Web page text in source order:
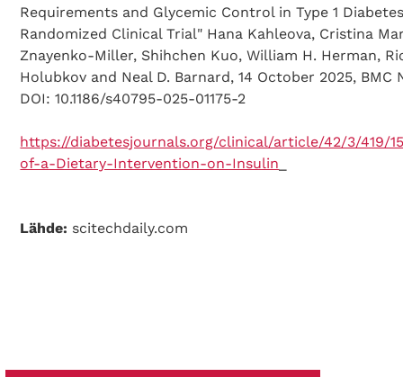
Requirements and Glycemic Control in Type 1
Randomized Clinical Trial" Hana Kahleova, Cristina
Znayenko-Miller, Shihchen Kuo, William H. Herman,
Holubkov and Neal D. Barnard, 14 October 2025, BMC
DOI: 10.1186/s40795-025-01175-2
https://diabetesjournals.org/clinical/article/42/3/419/
of-a-Dietary-Intervention-on-Insulin
Lähde: scitechdaily.com